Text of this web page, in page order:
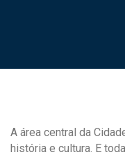
A área central da
história e cultura. E